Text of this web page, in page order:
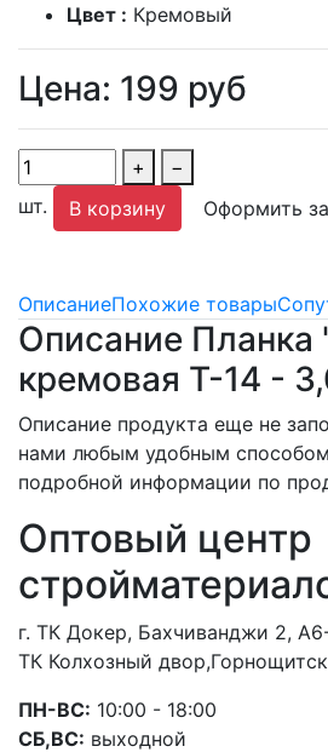
Цвет : Кремовый
Цена: 199 руб
+
−
шт.
В корзину Оформить
ОписаниеПохожие товары
Описание
кремовая Т-14 -
Описание продукта еще не
нами любым удобным
подробной информации по
Оптовый центр
г. ТК Докер, Бахчиванджи 2,
ТК Колхозный
ПН-ВС: 10:00 - 18:00
СБ,ВС: выходной